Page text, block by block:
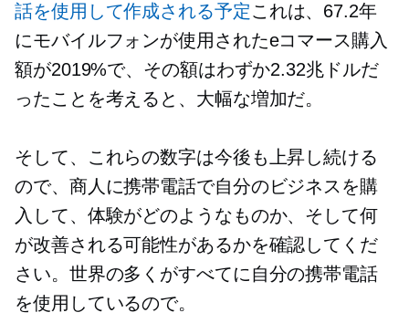
話を使用して作成される予定これは、67.2年
にモバイルフォンが使用されたeコマース購入
額が2019%で、その額はわずか2.32兆ドルだ
ったことを考えると、大幅な増加だ。
そして、これらの数字は今後も上昇し続ける
ので、商人に携帯電話で自分のビジネスを購
入して、体験がどのようなものか、そして何
が改善される可能性があるかを確認してくだ
さい。世界の多くがすべてに自分の携帯電話
を使用しているので。